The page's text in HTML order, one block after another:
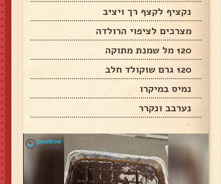
נקציף לקצף רך ויציב
מצרכים לציפוי הרולדה
120 מל שמנת מתוקה
120 גרם שוקולד חלב
נמיס במיקרו
נערבב ונקרר